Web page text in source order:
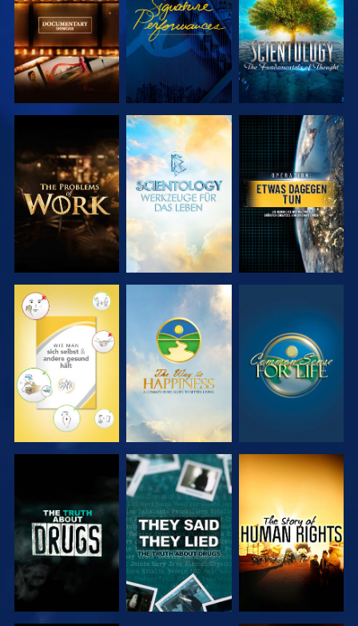
ENTDECKEN
ENTDECKEN
SERIE
ENTDECKEN
SERIE
ENTDECKEN
ANSEHEN
ANSEHEN ANSEHEN ANSEHEN
ANSEHEN ANSEHEN